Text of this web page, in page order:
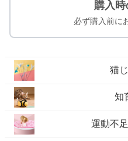
購入
必ず購入前に
猫
知
運動不